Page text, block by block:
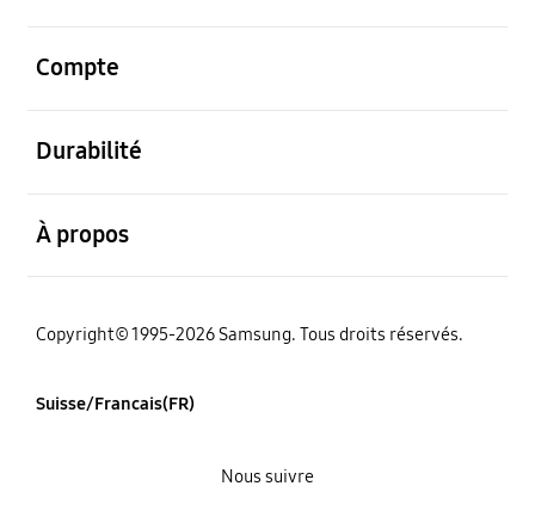
Compte
Durabilité
À propos
Copyright© 1995-2026 Samsung. Tous droits réservés.
Suisse/Francais(FR)
Nous suivre